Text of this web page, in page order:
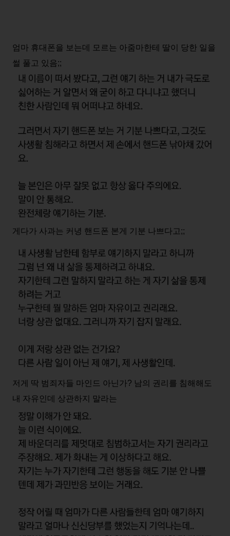
엄마 휴대폰을 보는데 모르는 아줌마한테 딸이 당한 일을
썰 풀고 있음;;
게다가 사과는 커녕 핸드폰 본게 기분 나쁘다고;;
저게 딱 범죄자들 마인드 아닌가? 남의 권리를 침해해도
내 자유인데 상관하지 말라는